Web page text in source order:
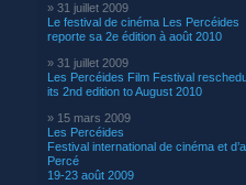
» 31 juillet 2009
Le festival de cinéma Les Percéides
reporte sa 2e édition à août 2010
» 31 juillet 2009
Les Percéides Film Festival
its 2nd edition to August 2010
» 15 mars 2009
Les Percéides
Festival international de cinéma et
Percé
19-23 août 2009